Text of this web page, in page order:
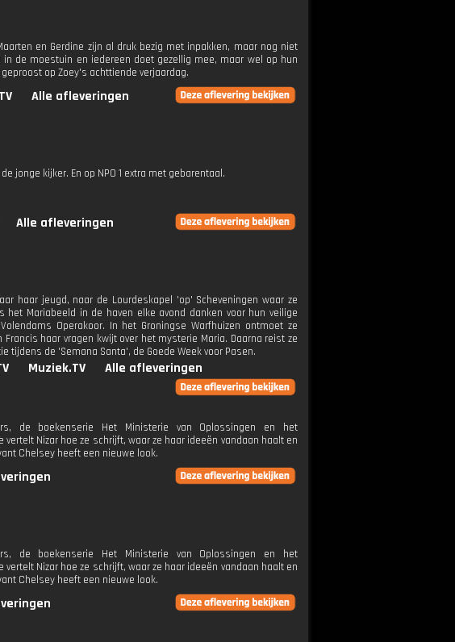
en Gerdine zijn al druk bezig met inpakken, maar nog niet
de moestuin en iedereen doet gezellig mee, maar wel op hun
op Zoey's achttiende verjaardag.
Alle afleveringen
jonge kijker. En op NPO 1 extra met gebarentaal.
Alle afleveringen
haar jeugd, naar de Lourdeskapel 'op' Scheveningen waar ze
Mariabeeld in de haven elke avond danken voor hun veilige
Operakoor. In het Groningse Warfhuizen ontmoet ze
haar vragen kwijt over het mysterie Maria. Daarna reist ze
tijdens de 'Semana Santa', de Goede Week voor Pasen.
Muziek.TV Alle afleveringen
de boekenserie Het Ministerie van Oplossingen en het
Nizar hoe ze schrijft, waar ze haar ideeën vandaan haalt en
Chelsey heeft een nieuwe look.
de boekenserie Het Ministerie van Oplossingen en het
Nizar hoe ze schrijft, waar ze haar ideeën vandaan haalt en
Chelsey heeft een nieuwe look.